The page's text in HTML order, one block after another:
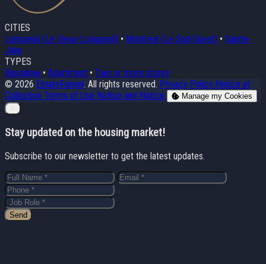
CITIES
Longueuil (Le Vieux-Longueuil) • Montréal (Le Sud-Ouest) • Sainte-
Julie
TYPES
Bungalow • Apartment • Two or more storey
© 2026 EstateFunnel . All rights reserved. Privacy Policy Notice at
Collection Terms of Use Notice and Notice
Manage my Cookies
Close
Stay updated on the housing market!
Subscribe to our newsletter to get the latest updates.
Send